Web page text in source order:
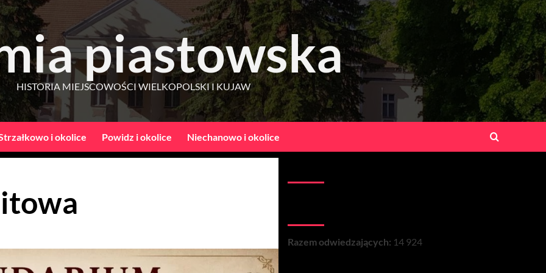
piastowska
HISTORIA MIEJSCOWOŚCI WIELKOPOLSKI I KUJAW
i okolice Powidz i okolice Niechanowo i okolice
Razem odwiedzających: 14 924